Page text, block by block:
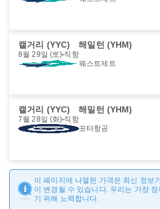
캘거리 (YYC) 해밀턴 (YHM)
8월 29일 (토) 직항
웨스트제트
캘거리 (YYC) 해밀턴 (YHM)
7월 28일 (화) 직항
포터항공
이 페이지에 나열된 가격은 최신 정보
이 변경될 수 있습니다. 우리는 가장
기 위해 노력합니다.